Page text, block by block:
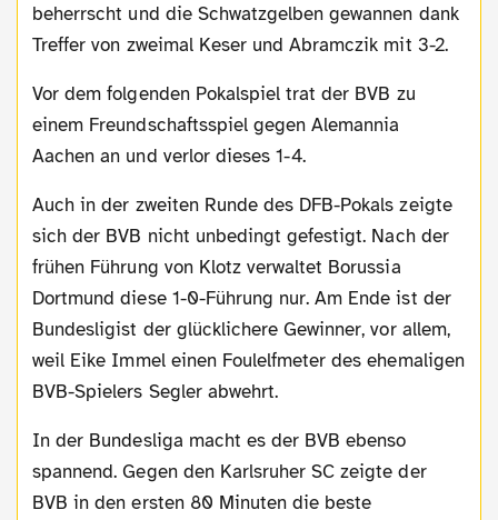
beherrscht und die Schwatzgelben gewannen dank
Treffer von zweimal Keser und Abramczik mit 3-2.
Vor dem folgenden Pokalspiel trat der BVB zu
einem Freundschaftsspiel gegen Alemannia
Aachen an und verlor dieses 1-4.
Auch in der zweiten Runde des DFB-Pokals zeigte
sich der BVB nicht unbedingt gefestigt. Nach der
frühen Führung von Klotz verwaltet Borussia
Dortmund diese 1-0-Führung nur. Am Ende ist der
Bundesligist der glücklichere Gewinner, vor allem,
weil Eike Immel einen Foulelfmeter des ehemaligen
BVB-Spielers Segler abwehrt.
In der Bundesliga macht es der BVB ebenso
spannend. Gegen den Karlsruher SC zeigte der
BVB in den ersten 80 Minuten die beste